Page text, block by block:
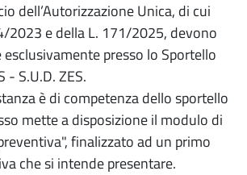
dell’Autorizzazione Unica, di cui
2023 e della L. 171/2025, devono
esclusivamente presso lo Sportello
- S.U.D. ZES.
è di competenza dello sportello
mette a disposizione il modulo di
finalizzato ad un primo
che si intende presentare.